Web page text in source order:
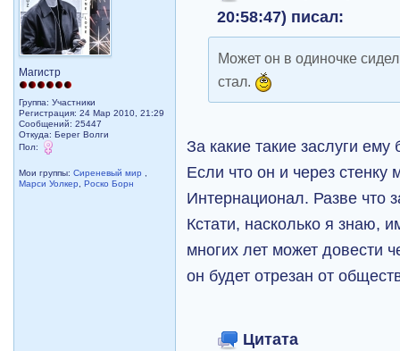
Магистр
Группа: Участники
Регистрация: 24 Мар 2010, 21:29
Сообщений: 25447
Откуда: Берег Волги
Пол:
Мои группы:Сиреневый мир
Марси Уолкер
,Роско Борн
20:58:47) писал:
Может он в одиночке
стал.
За какие такие заслуги
Если что он и через стенку
Интернационал. Разве что
Кстати, насколько я знаю,
многих лет может довести
он будет отрезан от
Цитата